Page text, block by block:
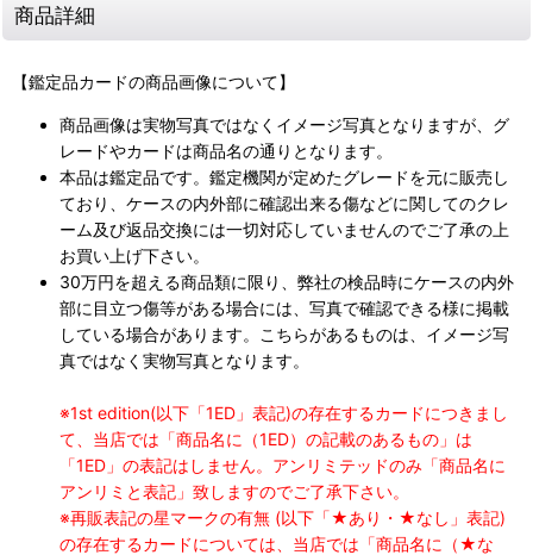
商品詳細
【鑑定品カードの商品画像について】
商品画像は実物写真ではなくイメージ写真となりますが、グ
レードやカードは商品名の通りとなります。
本品は鑑定品です。鑑定機関が定めたグレードを元に販売し
ており、ケースの内外部に確認出来る傷などに関してのクレ
ーム及び返品交換には一切対応していませんのでご了承の上
お買い上げ下さい。
30万円を超える商品類に限り、弊社の検品時にケースの内外
部に目立つ傷等がある場合には、写真で確認できる様に掲載
している場合があります。こちらがあるものは、イメージ写
真ではなく実物写真となります。
※1st edition(以下「1ED」表記)の存在するカードにつきまし
て、当店では「商品名に（1ED）の記載のあるもの」は
「1ED」の表記はしません。アンリミテッドのみ「商品名に
アンリミと表記」致しますのでご了承下さい。
※再販表記の星マークの有無 (以下「★あり・★なし」表記)
の存在するカードについては、当店では「商品名に（★な